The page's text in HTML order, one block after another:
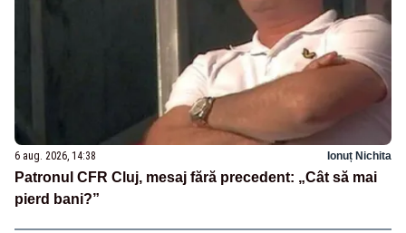
6 aug. 2026, 14:38 Ionuț Nichita
Patronul CFR Cluj, mesaj fără precedent: „Cât să mai
pierd bani?”